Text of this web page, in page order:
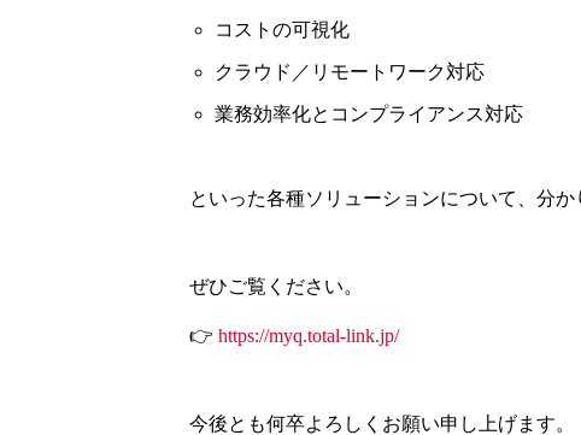
コストの可視化
クラウド／リモートワーク対応
業務効率化とコンプライアンス対応
といった各種ソリューションについて、分か
ぜひご覧ください。
👉 https://myq.total-link.jp/
今後とも何卒よろしくお願い申し上げます。